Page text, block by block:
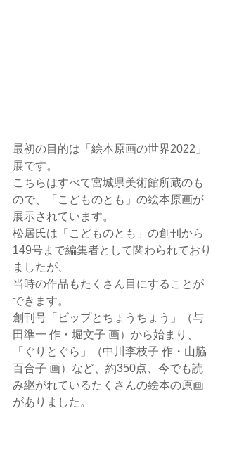
最初の目的は「絵本原画の世界2022」
展です。
こちらはすべて宮城県美術館所蔵のも
ので、「こどものとも」の絵本原画が
展示されています。
松居氏は「こどものとも」の創刊から
149号まで編集者として関わられており
ましたが、
当時の作品もたくさん目にすることが
できます。
創刊号「ビップとちょうちょう」（与
田準一 作・堀文子 画）から始まり、
「ぐりとぐら」（中川李枝子 作・山脇
百合子 画）など、約350点、今でも読
み継がれているたくさんの絵本の原画
がありました。